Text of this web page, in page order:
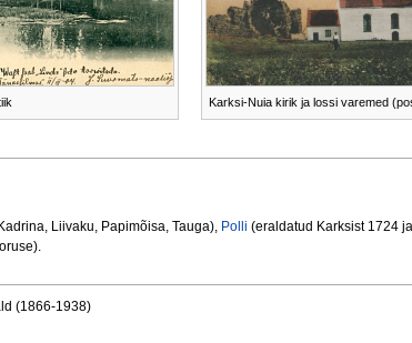
Karksi-Nuia kirik ja lossi varemed
Liivaku, Papimõisa, Tauga), Polli (eraldatud Karksist 1724
(1866-1938)